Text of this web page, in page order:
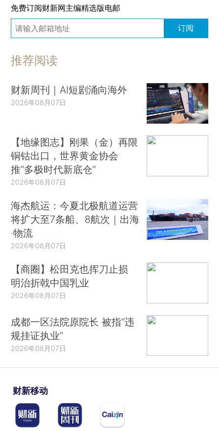
免费订阅财新网主编精选版电邮
订阅
推荐阅读
财新周刊｜AI短剧涌向海外
2026年08月07日
【地缘图志】刚果（金）再限
铜钴出口，世界黄金协会
推“多极时代新底仓”
2026年08月07日
海杰航运：今夏北极航道运营
将扩大至7条船、8航次｜出海
·物流
2026年08月07日
【商圈】松田克也挥刀止损
明治折戟中国乳业
2026年08月07日
成都一区法院原院长 被指“违
规挂证执业”
2026年08月07日
财新移动